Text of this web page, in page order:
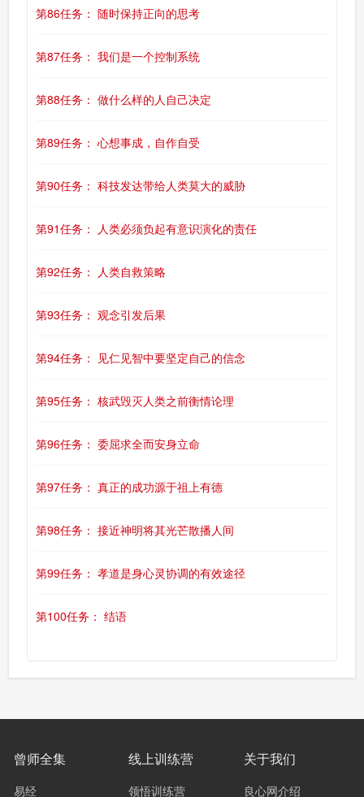
第86任务： 随时保持正向的思考
第87任务： 我们是一个控制系统
第88任务： 做什么样的人自己决定
第89任务： 心想事成，自作自受
第90任务： 科技发达带给人类莫大的威胁
第91任务： 人类必须负起有意识演化的责任
第92任务： 人类自救策略
第93任务： 观念引发后果
第94任务： 见仁见智中要坚定自己的信念
第95任务： 核武毁灭人类之前衡情论理
第96任务： 委屈求全而安身立命
第97任务： 真正的成功源于祖上有德
第98任务： 接近神明将其光芒散播人间
第99任务： 孝道是身心灵协调的有效途径
第100任务： 结语
曾师全集
易经
线上训练营
领悟训练营
关于我们
良心网介绍